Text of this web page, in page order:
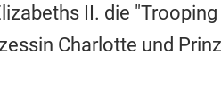
II. die
Charlotte und